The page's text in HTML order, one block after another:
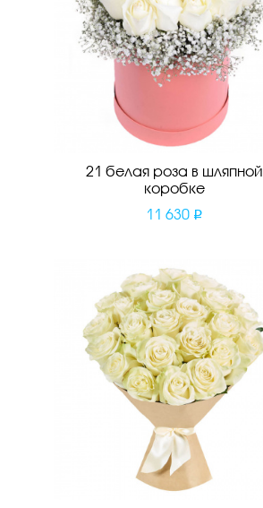
21 белая роза в шляпной
коробке
11 630